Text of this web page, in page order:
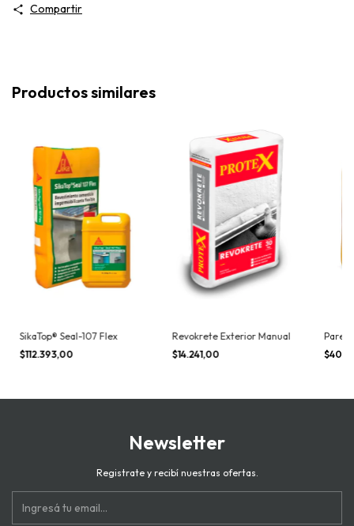
Compartir
Productos similares
SikaTop® Seal-107 Flex
$112.393,00
Revokrete Exterior Manual
$14.241,00
Parex
Newsletter
Registrate y recibí nuestras ofertas.